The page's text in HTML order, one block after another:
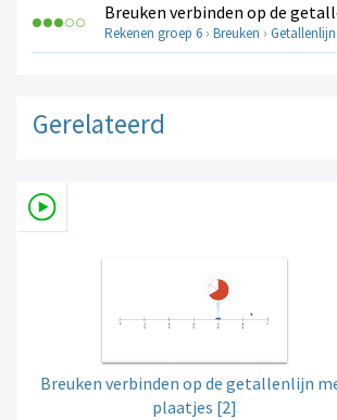
Breuken verbinden op de
Rekenen groep 6 › Breuken › Getallenlijn
Gerelateerd
Breuken verbinden op de getallenlijn
plaatjes [2]